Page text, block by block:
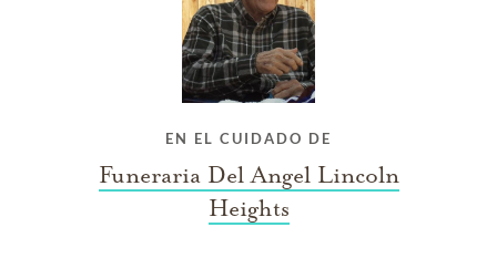
EN EL CUIDADO DE
Funeraria Del Angel Lincoln
Heights